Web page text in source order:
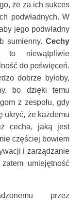
że za ich sukces
podwładnych. W
jego podwładny
sumienny. Cechy
niewątpliwie
do poświęceń.
dobrze byłoby,
bo dzięki temu
z zespołu, gdy
ukryć, że każdemu
cecha, jaką jest
częściej bowiem
i zarządzanie
umiejętność
przez